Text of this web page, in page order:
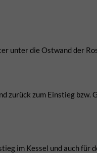
unter die Ostwand der
zurück zum Einstieg bzw.
im Kessel und auch für